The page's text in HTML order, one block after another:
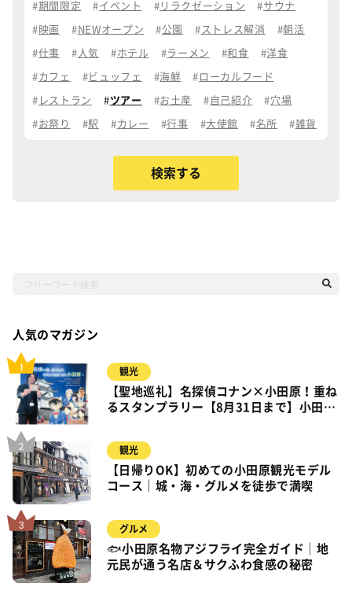
期間限定 イベント リラクゼーション サウナ
映画 NEWオープン 公園 ストレス解消 朝活
仕事 人気 ホテル ラーメン 和食 洋食
カフェ ビュッフェ 海鮮 ローカルフード
レストラン ツアー お土産 自己紹介 穴場
お祭り 駅 カレー 行事 大使館 名所 雑貨
人気のマガジン
観光
【聖地巡礼】名探偵コナン×小田原！重ね
るスタンプラリー【8月31日まで】小田
観光
【日帰りOK】初めての小田原観光モデル
コース｜城・海・グルメを徒歩で満喫
グルメ
🐟小田原名物アジフライ完全ガイド｜地
元民が通う名店＆サクふわ食感の秘密